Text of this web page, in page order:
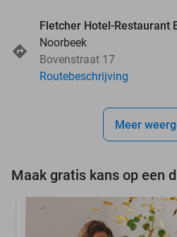
Fletcher Hotel-Restaurant
Noorbeek
Bovenstraat 17
Routebeschrijving
Meer